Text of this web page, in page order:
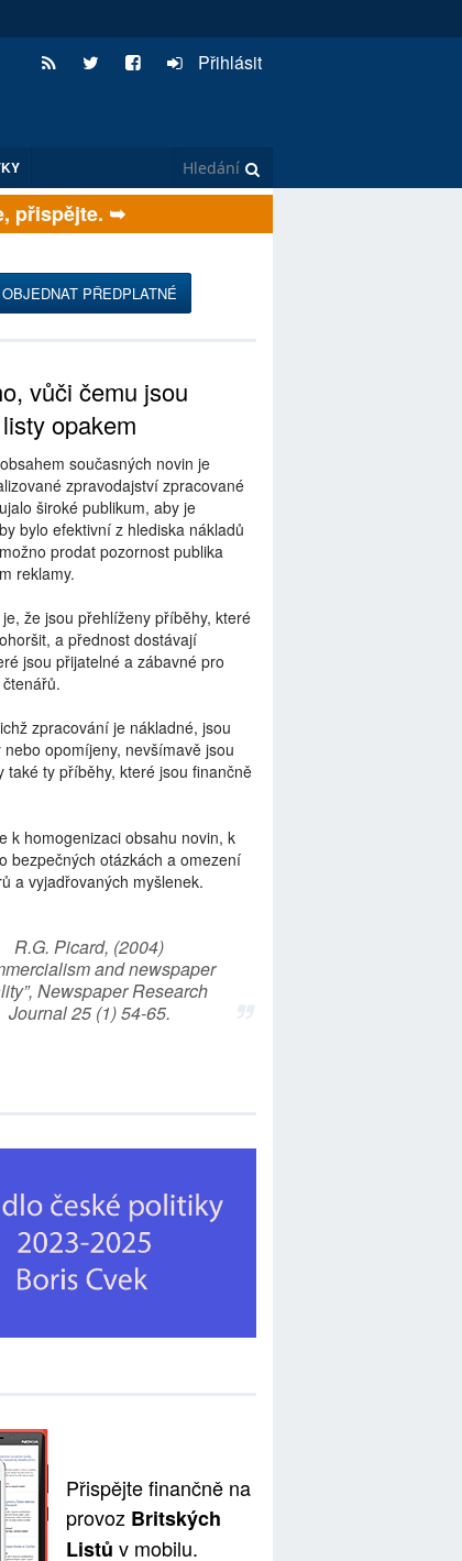
Přihlásit
➥
OBJEDNAT PŘEDPLATNÉ
vůči čemu jsou
opakem
současných novin je
zpravodajství zpracované
široké publikum, aby je
bylo efektivní z hlediska nákladů
prodat pozornost publika
reklamy.
že jsou přehlíženy příběhy, které
a přednost dostávají
jsou přijatelné a zábavné pro
zpracování je nákladné, jsou
nebo opomíjeny, nevšímavě jsou
také ty příběhy, které jsou finančně
k homogenizaci obsahu novin, k
bezpečných otázkách a omezení
a vyjadřovaných myšlenek.
R.G. Picard, (2004)
and newspaper
Newspaper Research
Journal 25 (1) 54-65.
Přispějte finančně na
provoz Britských
Listů v mobilu.